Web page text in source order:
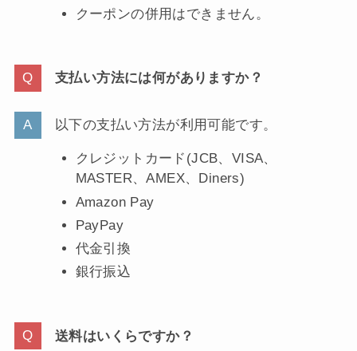
クーポンの併用はできません。
支払い方法には何がありますか？
以下の支払い方法が利用可能です。
クレジットカード(JCB、VISA、
MASTER、AMEX、Diners)
Amazon Pay
PayPay
代金引換
銀行振込
送料はいくらですか？